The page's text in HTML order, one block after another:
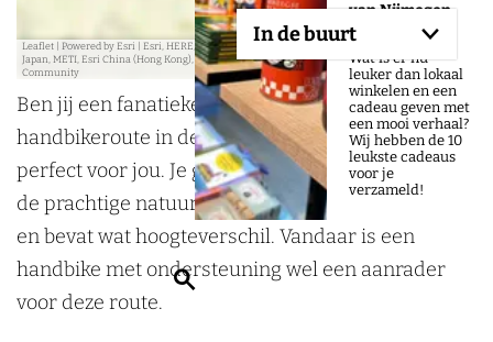
van Nijmegen
Wat is er nu
leuker dan lokaal
winkelen en een
cadeau geven met
een mooi verhaal?
Wij hebben de 10
leukste cadeaus
voor je
verzameld!
Z
In de buurt
Leaflet
Powered by Esri | Esri, HERE, Garmin, USGS, Intermap, INCREMENT P, NRCAN, Esri
Japan, METI, Esri China (Hong Kong), NOSTRA, © OpenStreetMap contributors, and the GIS User
Community
Ben jij een fanatieke handbiker? Dan is de
handbikeroute in de omgeving van Berg en Dal
perfect voor jou. Je geniet tijdens deze route van
de prachtige natuur. De route is 32 kilometer lang
en bevat wat hoogteverschil. Vandaar is een
handbike met ondersteuning wel een aanrader
voor deze route.